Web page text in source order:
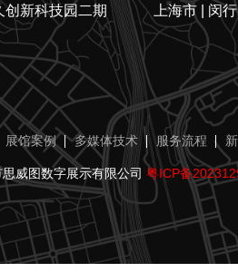
创新科技园二期 上海市 | 闵
展馆案例 多媒体技术 服务流程
威图数字展示有限公司 粤ICP备